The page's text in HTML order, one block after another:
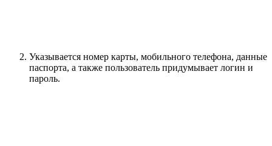
Указывается номер карты, мобильного телефона, данные
паспорта, а также пользователь придумывает логин и
пароль.